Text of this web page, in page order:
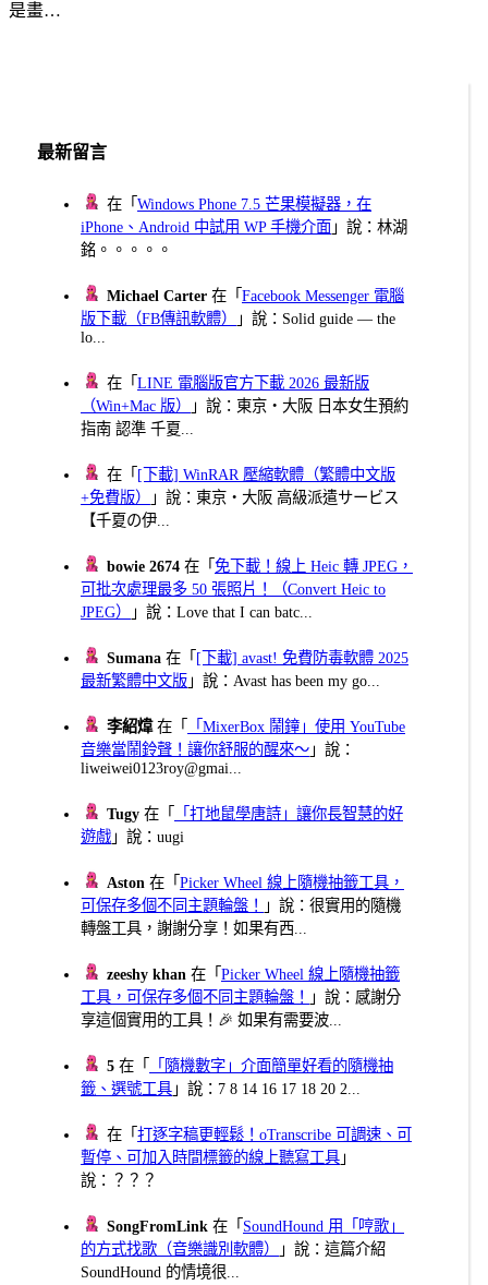
是畫…
最新留言
在「Windows Phone 7.5 芒果模擬器，在
iPhone、Android 中試用 WP 手機介面 」說：林湖
銘。。。。。
Michael Carter 在「Facebook Messenger 電腦
版下載（FB傳訊軟體）
」說：Solid guide — the
lo...
在「LINE 電腦版官方下載 2026 最新版
（Win+Mac 版）
」說：東京・大阪 日本女生預約
指南 認準 千夏...
在「 [下載] WinRAR 壓縮軟體（繁體中文版
+免費版）
」說：東京・大阪 高級派遣サービス
【千夏の伊...
bowie 2674 在「免下載！線上 Heic 轉 JPEG，
可批次處理最多 50 張照片！（Convert Heic to
JPEG）
」說：Love that I can batc...
Sumana 在「 [下載] avast! 免費防毒軟體 2025
最新繁體中文版 」說：Avast has been my go...
李紹煒在「
「MixerBox 鬧鐘」使用 YouTube
音樂當鬧鈴聲！讓你舒服的醒來～ 」說：
liweiwei0123roy@gmai...
Tugy 在「
「打地鼠學唐詩」讓你長智慧的好
遊戲 」說：uugi
Aston 在「Picker Wheel 線上隨機抽籤工具，
可保存多個不同主題輪盤！
」說：很實用的隨機
轉盤工具，謝謝分享！如果有西...
zeeshy khan 在「Picker Wheel 線上隨機抽籤
工具，可保存多個不同主題輪盤！
」說：感謝分
享這個實用的工具！🎉 如果有需要波...
5 在「
「隨機數字」介面簡單好看的隨機抽
籤、選號工具 」說：7 8 14 16 17 18 20 2...
在「打逐字稿更輕鬆！oTranscribe 可調速、可
暫停、可加入時間標籤的線上聽寫工具 」
說：？？？
SongFromLink 在「 SoundHound 用「哼歌」
的方式找歌（音樂識別軟體）
」說：這篇介紹
SoundHound 的情境很...